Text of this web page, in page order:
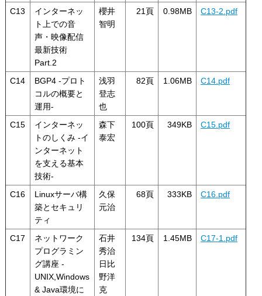
C13
インターネッ
ト上での音
声・映像配信
最新技術
Part.2
櫻井
智明
21頁 0.98MB C13-2.pdf
C14
BGP4 -プロト
コルの概要と
運用-
浅羽
登志
也
82頁 1.06MB C14.pdf
C15
インターネッ
トのしくみ -イ
ンターネット
を支える基本
技術-
森下
泰宏
100頁 349KB C15.pdf
C16
Linuxサーバ構
築とセキュリ
ティ
久保
元治
68頁 333KB C16.pdf
C17
ネットワーク
プログラミン
グ講座 -
UNIX,Windows
& Java環境に
石井
秀治
日比
野洋
克
134頁 1.45MB C17-1.pdf